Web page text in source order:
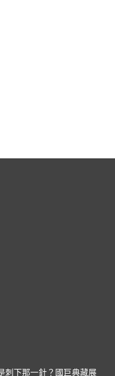
刺下那一針？國巨典藏展